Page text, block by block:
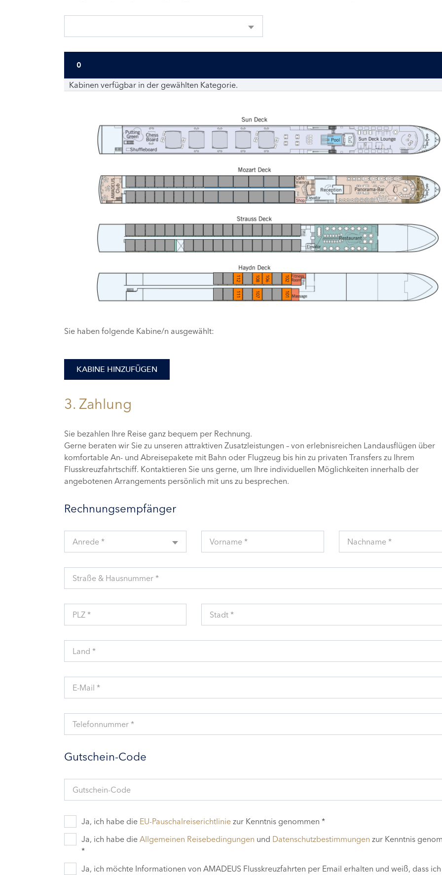
0
Kabinen verfügbar in der gewählten Kategorie.
101
102
106
107
108
111
112
Sie haben folgende Kabine/n ausgewählt:
KABINE HINZUFÜGEN
3. Zahlung
Sie bezahlen Ihre Reise ganz bequem per Rechnung.
Gerne beraten wir Sie zu unseren attraktiven Zusatzleistungen – von erlebnisreichen Landausflügen über
komfortable An- und Abreisepakete mit Bahn oder Flugzeug bis hin zu privaten Transfers zu Ihrem
Flusskreuzfahrtschiff. Kontaktieren Sie uns gerne, um Ihre individuellen Möglichkeiten innerhalb der
angebotenen Arrangements persönlich mit uns zu besprechen.
Rechnungsempfänger
Anrede * Vorname * Nachname *
Straße & Hausnummer *
PLZ * Stadt *
Land *
E-Mail *
Telefonnummer *
Gutschein-Code
Gutschein-Code
Ja, ich habe die EU-Pauschalreiserichtlinie zur Kenntnis genommen *
Ja, ich habe die Allgemeinen Reisebedingungen und Datenschutzbestimmungen zur Kenntnis
*
Ja, ich möchte Informationen von AMADEUS Flusskreuzfahrten per Email erhalten und weiß, dass